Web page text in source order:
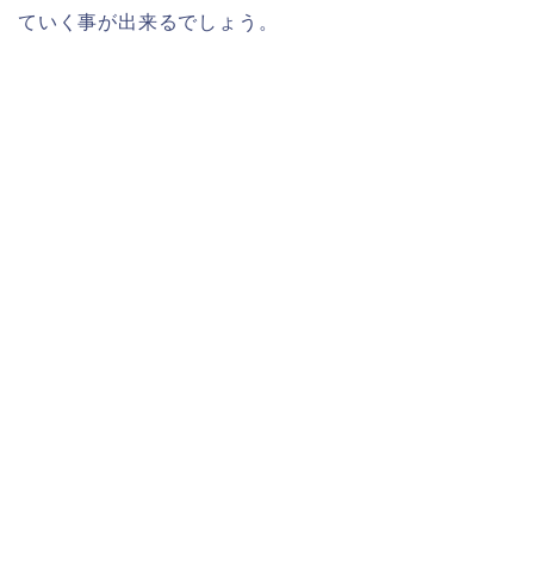
ていく事が出来るでしょう。